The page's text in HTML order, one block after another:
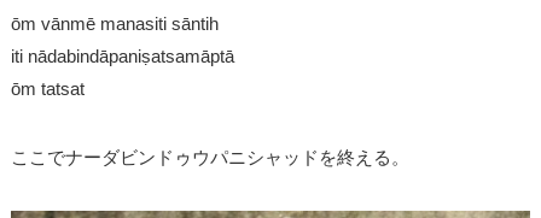
ōm vānmē manasiti sāntih
iti nādabindāpaniṣatsamāptā
ōm tatsat
ここでナーダビンドゥウパニシャッドを終える。